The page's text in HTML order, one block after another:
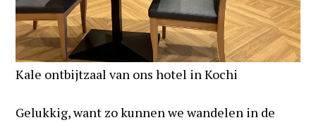
Kale ontbijtzaal van ons hotel in Kochi
Gelukkig, want zo kunnen we wandelen in de